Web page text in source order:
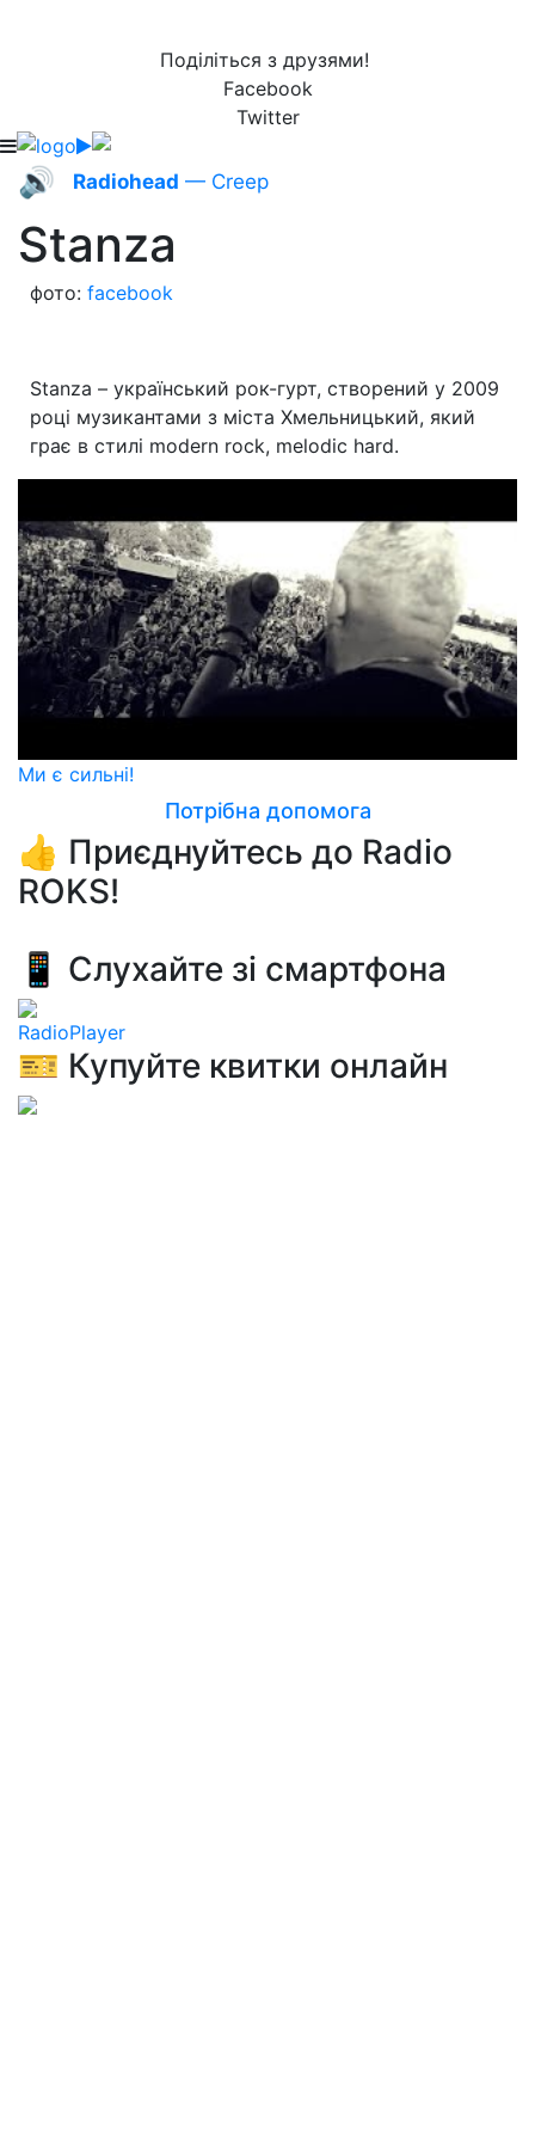
Поділіться з друзями!
Facebook
Twitter
🔊 Radiohead — Creep
Stanza
фото: facebook
Stanza – український рок-гурт, створений у 2009
році музикантами з міста Хмельницький, який
грає в стилі modern rock, melodic hard.
Ми є сильні!
Потрібна допомога
👍 Приєднуйтесь до Radio
ROKS!
📱 Слухайте зі смартфона
RadioPlayer
🎫 Купуйте квитки онлайн